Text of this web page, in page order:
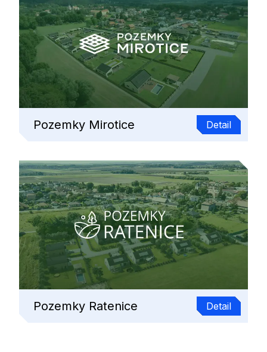
Pozemky Mirotice Detail
Pozemky Ratenice Detail